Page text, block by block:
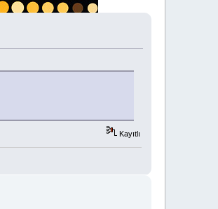
Kayıtlı